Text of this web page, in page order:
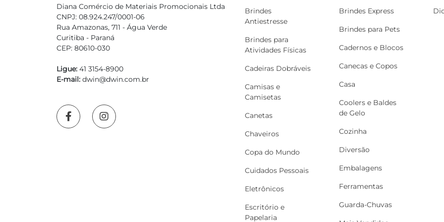
Diana Comércio de Materiais Promocionais Ltda
CNPJ: 08.924.247/0001-06
Rua Amazonas, 711 - Água Verde
Curitiba - Paraná
CEP: 80610-030
Ligue: 41 3154-8900
E-mail: dwin@dwin.com.br
Brindes
Antiestresse
Brindes para
Atividades Físicas
Cadeiras Dobráveis
Camisas e
Camisetas
Canetas
Chaveiros
Copa do Mundo
Cuidados Pessoais
Eletrônicos
Escritório e
Papelaria
Brindes Express
Brindes para Pets
Cadernos e Blocos
Canecas e Copos
Casa
Coolers e Baldes
de Gelo
Cozinha
Diversão
Embalagens
Ferramentas
Guarda-Chuvas